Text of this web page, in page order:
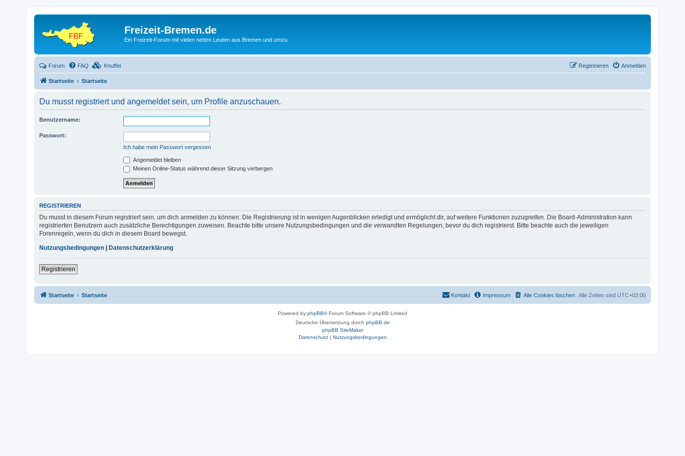
Freizeit-Bremen.de
Ein Freizeit-Forum mit vielen netten Leuten aus Bremen und umzu
Forum FAQ Knuffel Anmelden
Registrieren
Startseite Startseite
Du musst registriert und angemeldet sein, um Profile anzuschauen.
Benutzername:
Passwort:
Ich habe mein Passwort vergessen
Angemeldet bleiben
Meinen Online-Status während dieser Sitzung verbergen
REGISTRIEREN
Du musst in diesem Forum registriert sein, um dich anmelden zu können. Die Registrierung ist in wenigen Augenblicken erledigt und ermöglicht dir, auf weitere Funktionen zuzugreifen. Die Board-Administration kann
registrierten Benutzern auch zusätzliche Berechtigungen zuweisen. Beachte bitte unsere Nutzungsbedingungen und die verwandten Regelungen, bevor du dich registrierst. Bitte beachte auch die jeweiligen
Forenregeln, wenn du dich in diesem Board bewegst.
Nutzungsbedingungen
Datenschutzerklärung
Registrieren
Startseite Startseite Alle Zeiten sind UTC+02:00
Alle Cookies löschen
Impressum
Kontakt
Powered by phpBB® Forum Software © phpBB Limited
Deutsche Übersetzung durch phpBB.de
phpBB SiteMaker
Datenschutz| Nutzungsbedingungen